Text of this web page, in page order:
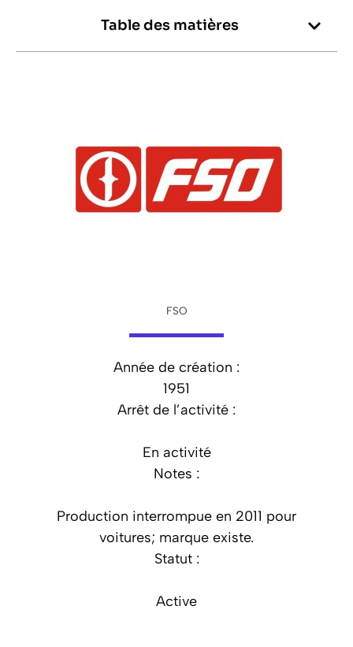
Table des matières
FSO
Année de création :
1951
Arrêt de l’activité :
En activité
Notes :
Production interrompue en 2011 pour
voitures; marque existe.
Statut :
Active